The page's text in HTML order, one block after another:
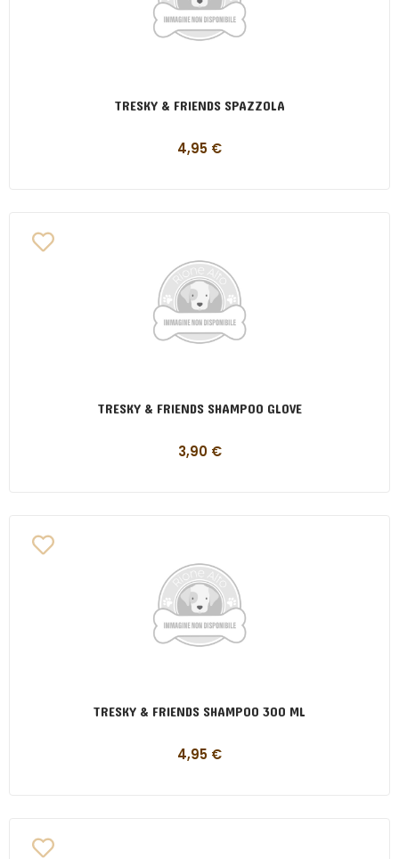
TRESKY & FRIENDS SPAZZOLA
4,95 €
TRESKY & FRIENDS SHAMPOO GLOVE
3,90 €
TRESKY & FRIENDS SHAMPOO 300 ML
4,95 €